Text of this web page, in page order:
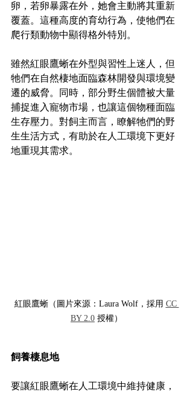
卵，若卵暴露在外，她會主動將其重新
覆蓋。這種高度的育幼行為，使牠們在
爬行類動物中顯得格外特別。
雖然紅眼鷹蜥在外型與習性上迷人，但
牠們在自然棲地面臨森林開發與環境變
遷的威脅。同時，部分野生個體被大量
捕捉進入寵物市場，也讓這個物種面臨
生存壓力。對飼主而言，瞭解牠們的野
生生活方式，有助於在人工環境下更好
地重現其需求。
紅眼鷹蜥（圖片來源：Laura Wolf，採用 CC
BY 2.0 授權）
飼養棲息地
要讓紅眼鷹蜥在人工環境中維持健康，